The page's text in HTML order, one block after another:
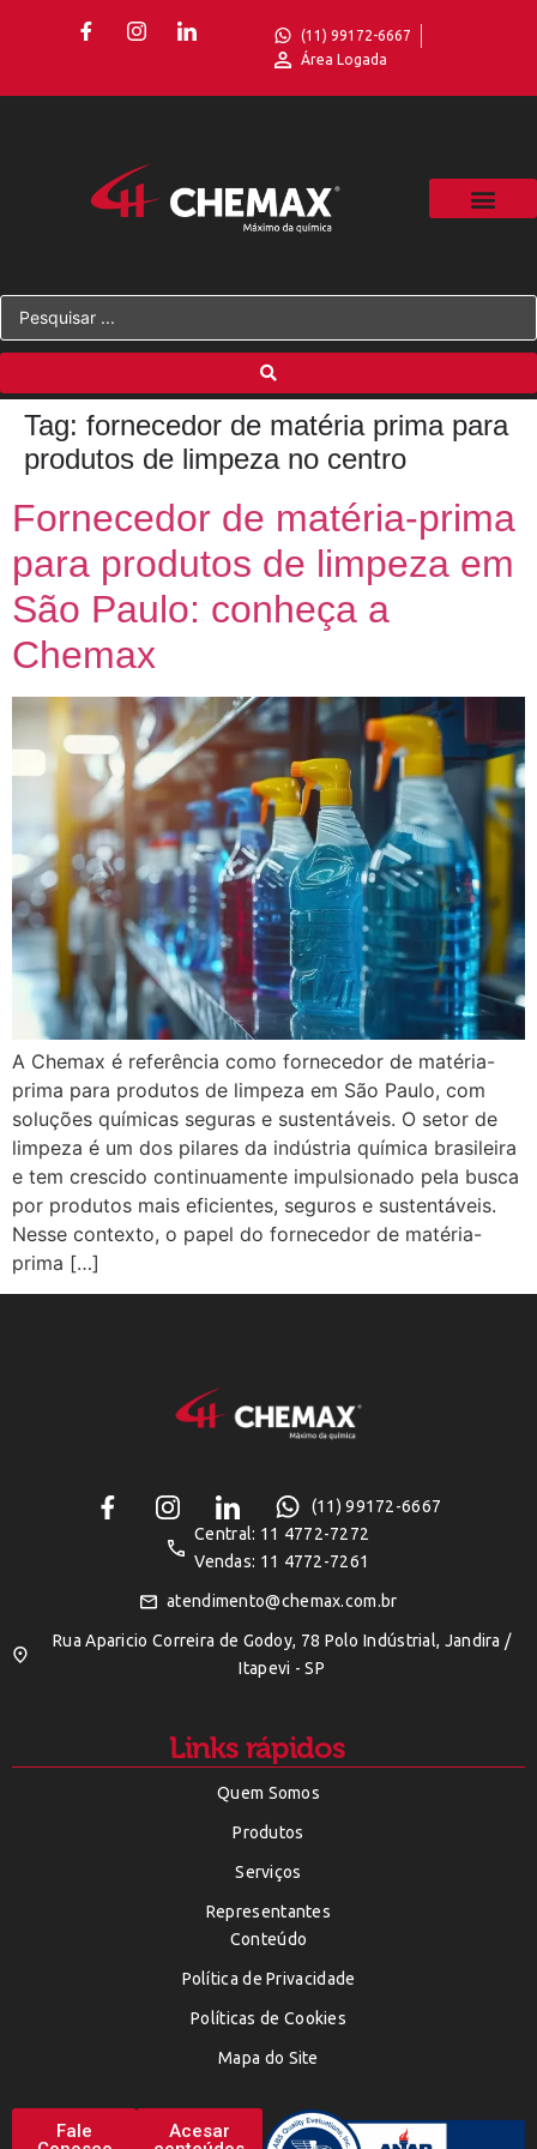
(11) 99172-6667
Área Logada
Tag: fornecedor de matéria prima para
produtos de limpeza no centro
Fornecedor de matéria-prima
para produtos de limpeza em
São Paulo: conheça a
Chemax
A Chemax é referência como fornecedor de matéria-
prima para produtos de limpeza em São Paulo, com
soluções químicas seguras e sustentáveis. O setor de
limpeza é um dos pilares da indústria química brasileira
e tem crescido continuamente impulsionado pela busca
por produtos mais eficientes, seguros e sustentáveis.
Nesse contexto, o papel do fornecedor de matéria-
prima […]
(11) 99172-6667
Central: 11 4772-7272
Vendas: 11 4772-7261
atendimento@chemax.com.br
Rua Aparicio Correira de Godoy, 78 Polo Indústrial, Jandira /
Itapevi - SP
Links rápidos
Quem Somos
Produtos
Serviços
Representantes
Conteúdo
Política de Privacidade
Políticas de Cookies
Mapa do Site
Fale
Acesar